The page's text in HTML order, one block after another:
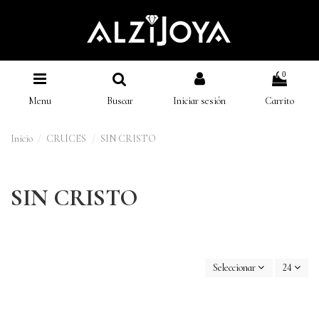
Menu Buscar Iniciar sesión
0
Carrito
Inicio CRUCES SIN CRISTO
SIN CRISTO
Seleccionar 24